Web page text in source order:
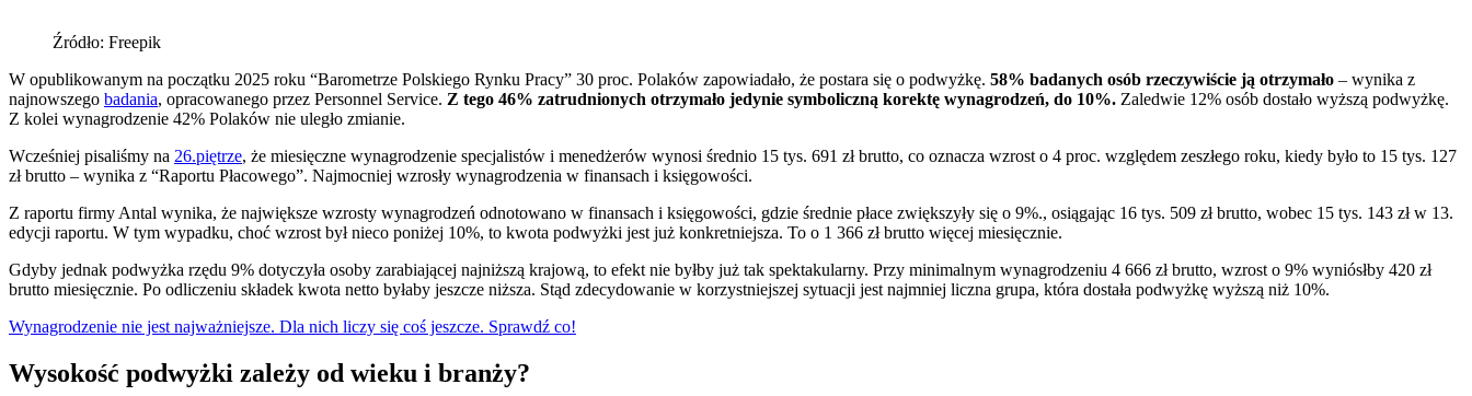
Źródło: Freepik
W opublikowanym na początku 2025 roku “Barometrze Polskiego Rynku Pracy” 30 proc. Polaków zapowiadało, że postara się o podwyżkę. 58% badanych osób rzeczywiście ją otrzymało – wynika z
najnowszego badania, opracowanego przez Personnel Service. Z tego 46% zatrudnionych otrzymało jedynie symboliczną korektę wynagrodzeń, do 10%. Zaledwie 12% osób dostało wyższą podwyżkę.
Z kolei wynagrodzenie 42% Polaków nie uległo zmianie.
Wcześniej pisaliśmy na 26.piętrze, że miesięczne wynagrodzenie specjalistów i menedżerów wynosi średnio 15 tys. 691 zł brutto, co oznacza wzrost o 4 proc. względem zeszłego roku, kiedy było to 15 tys. 127
zł brutto – wynika z “Raportu Płacowego”. Najmocniej wzrosły wynagrodzenia w finansach i księgowości.
Z raportu firmy Antal wynika, że największe wzrosty wynagrodzeń odnotowano w finansach i księgowości, gdzie średnie płace zwiększyły się o 9%., osiągając 16 tys. 509 zł brutto, wobec 15 tys. 143 zł w 13.
edycji raportu. W tym wypadku, choć wzrost był nieco poniżej 10%, to kwota podwyżki jest już konkretniejsza. To o 1 366 zł brutto więcej miesięcznie.
Gdyby jednak podwyżka rzędu 9% dotyczyła osoby zarabiającej najniższą krajową, to efekt nie byłby już tak spektakularny. Przy minimalnym wynagrodzeniu 4 666 zł brutto, wzrost o 9% wyniósłby 420 zł
brutto miesięcznie. Po odliczeniu składek kwota netto byłaby jeszcze niższa. Stąd zdecydowanie w korzystniejszej sytuacji jest najmniej liczna grupa, która dostała podwyżkę wyższą niż 10%.
Wynagrodzenie nie jest najważniejsze. Dla nich liczy się coś jeszcze. Sprawdź co!
Wysokość podwyżki zależy od wieku i branży?